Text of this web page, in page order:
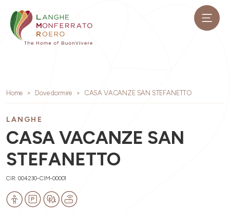
Home Dove dormire CASA VACANZE SAN STEFANETTO
LANGHE
CASA VACANZE SAN
STEFANETTO
CIR: 004230-CIM-00001